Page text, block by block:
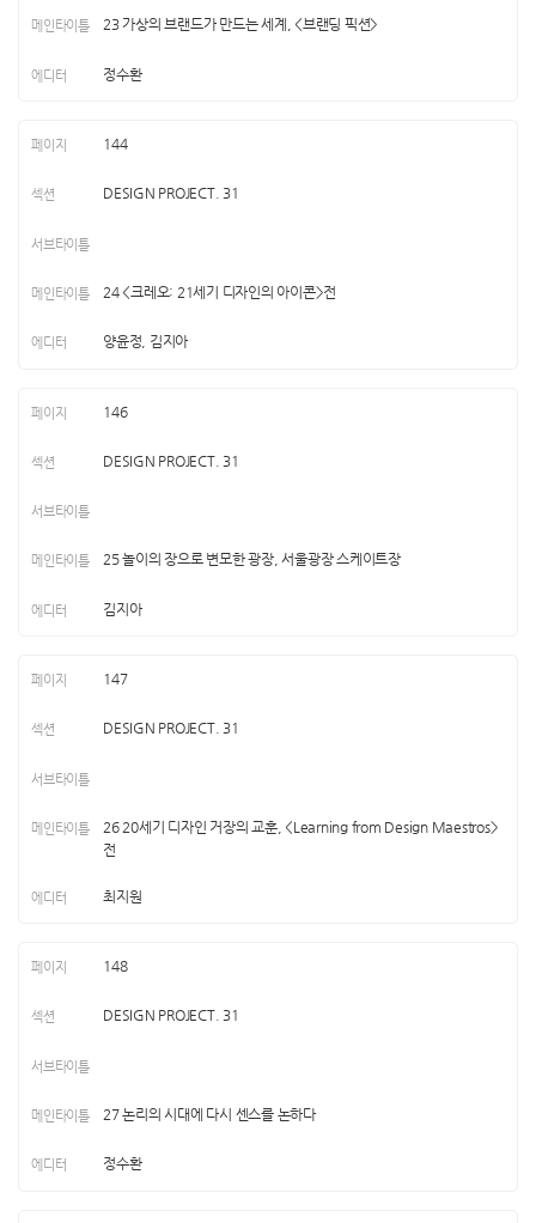
23 가상의 브랜드가 만드는 세계, <브랜딩 픽션>
정수환
144
DESIGN PROJECT. 31
24 <크레오: 21세기 디자인의 아이콘>전
양윤정, 김지아
146
DESIGN PROJECT. 31
25 놀이의 장으로 변모한 광장, 서울광장 스케이트장
김지아
147
DESIGN PROJECT. 31
26 20세기 디자인 거장의 교훈, <Learning from Design Maestros>
전
최지원
148
DESIGN PROJECT. 31
27 논리의 시대에 다시 센스를 논하다
정수환